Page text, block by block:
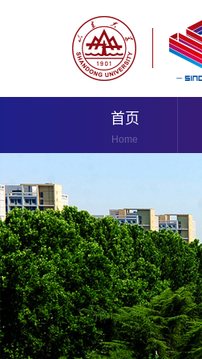
首页
Home